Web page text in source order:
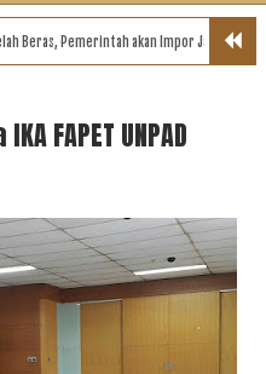
Pemerintah akan Impor Jagung hingga
FAPET UNPAD